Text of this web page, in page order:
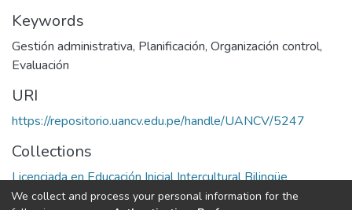
Keywords
Gestión administrativa, Planificación, Organización control,
Evaluación
URI
https://repositorio.uancv.edu.pe/handle/UANCV/5247
Collections
Licenciada en Educación Inicial Intercultural Bilingüe
We collect and process your personal information for the